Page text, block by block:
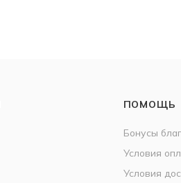
ПОМОЩЬ
Бонусы
Условия
Условия